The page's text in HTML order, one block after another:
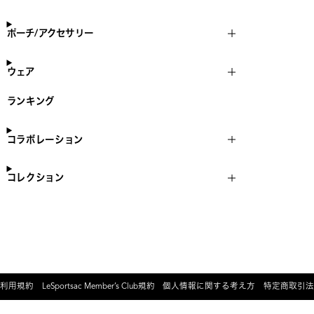
ポーチ/アクセサリー
ウェア
ランキング
コラボレーション
コレクション
利用規約 LeSportsac Member’s Club規約 個人情報に関する考え方 特定商取引